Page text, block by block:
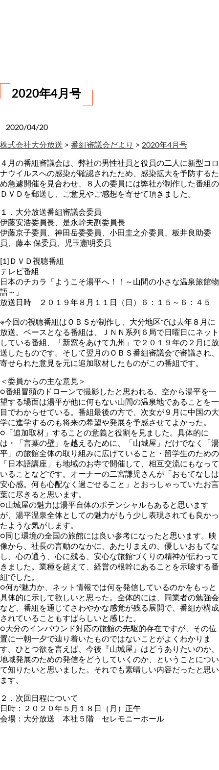
2020年4月号
2020/04/20
株式会社大分放送 > 番組審議会だより > 2020年4月号
４月の番組審議会は、弊社の男性社員と役員の二人に新型コロ
ナウイルスへの感染が確認されたため、感染拡大を予防するた
め急遽開催を見合わせ、８人の委員には弊社が制作した番組の
ＤＶＤを郵送し、ご意見やご感想を寄せて頂きました。
１．大分放送番組審議会委員
伊藤安浩委員長、是永幹夫副委員長
伊藤京子委員、神田岳委委員、小田圭之介委員、板井良助委
員、藤本 保委員、児玉憲明委員
[1]ＤＶＤ視聴番組
テレビ番組
日本のチカラ「ようこそ湯平へ！！～山間の小さな温泉旅館物
語～」
放送日時 ２０１９年８月１１日（日）６：１５～６：４５
※今回の視聴番組はＯＢＳが制作し、大分地区では去年８月に
放送。ベースとなる番組は、ＪＮＮ系列６局で日曜日にネット
している番組、「新窓をあけて九州」で２０１９年の２月に放
送したものです。そして翌月のＯＢＳ番組審議会で審議され、
寄せられた意見を元に追加取材したものがこの番組です。
＜委員からの主な意見＞
○番組冒頭のドローンで撮影したと思われる、空から湯平を一
望する場面は湯平が他に何もない山間の温泉地であることを一
目でわからせている。番組最後の方で、次女が９月に中国の大
学に進学するのも将来の希望や発展を予感させてよかった。
○「追加取材」することの意義と役割を見ました。具体的に
は・「言葉の壁」を越えるために、「山城屋」だけでなく「湯
平」の旅館全体の取り組みに広げていること・留学生のための
「日本語講座」も地域のお寺で開催して、相互交流にもなって
いることなどです。オーナーの二宮謙児さんが「おもてなしは
安心感。何も心配なく過ごせること」とおっしゃっていたお言
葉に尽きると思います。
○山城屋の魅力は湯平自体のポテンシャルもあると思います
が、湯平温泉全体としての魅力がもう少し表現されても良かっ
たような気がします。
○同じ環境の全国の旅館には良い参考になったと思います。映
像から、社長の言動のなかに、あたりまえの、優しいおもてな
し、心の通う、心に残る、安心な旅館づくりの精神が伝わって
きました。業種を超えて、経営の根幹にあることを示唆する番
組でした。
○何が魅力か、ネット情報では何を発信しているのかをもっと
具体的に示して欲しいと思った。全体的には、同業者の勉強会
など、番組を通じてさわやかな感覚が残る展開で、番組が構成
されていることもすばらしいと感じた。
○大分のインバウンド対応の旅館の先駆的存在ですが、その位
置に一朝一夕で辿り着いたものではないことがよくわかりま
す。ひとつ欲を言えば、今後『山城屋』はどうありたいのか、
地域発展のための発信をどうしていくのか、ということについ
て知りたいと思いました。それでも素晴しい内容だったと思い
ます。
２．次回日程について
日時：２０２０年５月１８日（月）正午
会場：大分放送 本社５階 セレモニーホール